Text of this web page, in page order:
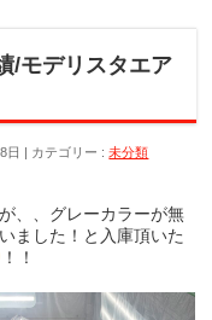
/モデリスタエア
日 カテゴリー :未分類
、、グレーカラーが無
ました！と入庫頂いた
！！